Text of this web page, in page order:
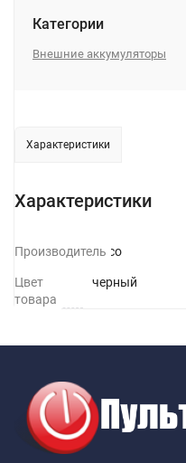
Категории
Внешние аккумуляторы
Характеристики
Характеристики
ПроизводительHoco
Цвет
товара
черный